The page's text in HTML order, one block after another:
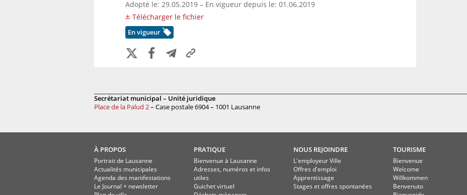
Adopté le: 29.05.2019 – En vigueur depuis le: 01.06.2019
Télécharger le fichier
En vigueur
Secrétariat municipal – Unité juridique
Place de la Palud 2– Case postale 6904 – 1001 Lausanne
À PROPOS
Portrait de Lausanne
Actualités municipales
Agenda des manifestations
Le Journal + newsletter
PRATIQUE
Bienvenue à Lausanne
Adresses, numéros et infos
utiles
Guichet virtuel
NOUS REJOINDRE
L'employeur Ville
Offres d'emploi
Apprentissage
Stages et offres spontanées
TOURISME
Bienvenue
Welcome
Willkommen
Benvenuto